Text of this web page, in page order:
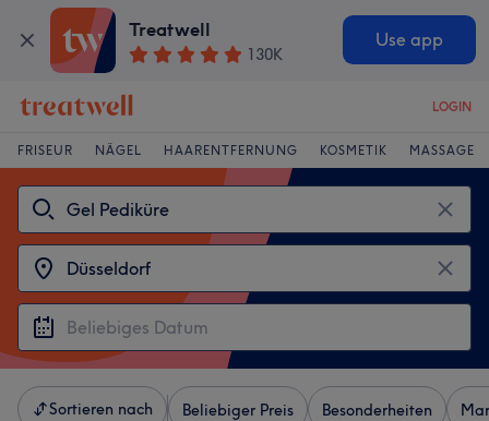
Treatwell
130K
Use app
LOGIN
FRISEUR NÄGEL HAARENTFERNUNG KOSMETIK MASSAGE
Sortieren nach Beliebiger Preis Besonderheiten